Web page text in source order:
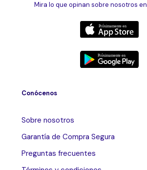
Mira lo que opinan sobre nosotros en
Conócenos
Sobre nosotros
Garantía de Compra Segura
Preguntas frecuentes